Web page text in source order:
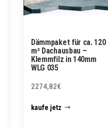
Dämmpaket für ca. 120
m² Dachausbau –
Klemmfilz in 140mm
WLG 035
2274,82€
kaufe jetz